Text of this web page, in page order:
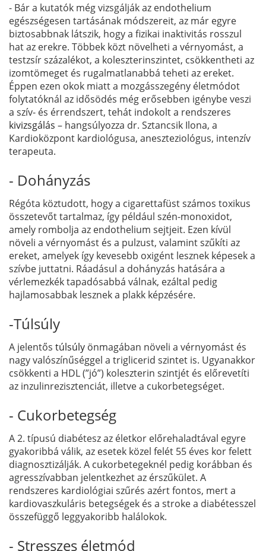
- Bár a kutatók még vizsgálják az endothelium
egészségesen tartásának módszereit, az már egyre
biztosabbnak látszik, hogy a fizikai inaktivitás rosszul
hat az erekre. Többek közt növelheti a vérnyomást, a
testzsír százalékot, a koleszterinszintet, csökkentheti az
izomtömeget és rugalmatlanabbá teheti az ereket.
Éppen ezen okok miatt a mozgásszegény életmódot
folytatóknál az idősödés még erősebben igénybe veszi
a szív- és érrendszert, tehát indokolt a rendszeres
kivizsgálás – hangsúlyozza dr. Sztancsik Ilona, a
Kardioközpont kardiológusa, aneszteziológus, intenzív
terapeuta.
- Dohányzás
Régóta köztudott, hogy a cigarettafüst számos toxikus
összetevőt tartalmaz, így például szén-monoxidot,
amely rombolja az endothelium sejtjeit. Ezen kívül
növeli a vérnyomást és a pulzust, valamint szűkíti az
ereket, amelyek így kevesebb oxigént lesznek képesek a
szívbe juttatni. Ráadásul a dohányzás hatására a
vérlemezkék tapadósabbá válnak, ezáltal pedig
hajlamosabbak lesznek a plakk képzésére.
-Túlsúly
A jelentős túlsúly önmagában növeli a vérnyomást és
nagy valószínűséggel a triglicerid szintet is. Ugyanakkor
csökkenti a HDL (”jó”) koleszterin szintjét és előrevetíti
az inzulinrezisztenciát, illetve a cukorbetegséget.
- Cukorbetegség
A 2. típusú diabétesz az életkor előrehaladtával egyre
gyakoribbá válik, az esetek közel felét 55 éves kor felett
diagnosztizálják. A cukorbetegeknél pedig korábban és
agresszívabban jelentkezhet az érszűkület. A
rendszeres kardiológiai szűrés azért fontos, mert a
kardiovaszkuláris betegségek és a stroke a diabétesszel
összefüggő leggyakoribb halálokok.
- Stresszes életmód